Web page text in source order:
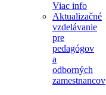
Viac info
Aktualizačné
vzdelávanie
pre
pedagógov
a
odborných
zamestnancov